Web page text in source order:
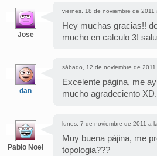
Jose
viernes, 18 de noviembre de 2011
Hey muchas gracias!!
mucho en calculo 3!
dan
sábado, 12 de noviembre de 2011
Excelente pàgina, me
mucho agradeciento XD.
Pablo Noel
lunes, 7 de noviembre de 2011 a
Muy buena pájina, me
topologia???